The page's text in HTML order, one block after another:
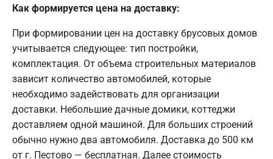
Как формируется цена на доставку:
При формировании цен на доставку брусовых домов
учитывается следующее: тип постройки,
комплектация. От объема строительных материалов
зависит количество автомобилей, которые
необходимо задействовать для организации
доставки. Небольшие дачные домики, коттеджи
доставляем одной машиной. Для больших строений
обычно нужно два автомобиля. Доставка до 500 км
от г. Пестово — бесплатная. Далее стоимость